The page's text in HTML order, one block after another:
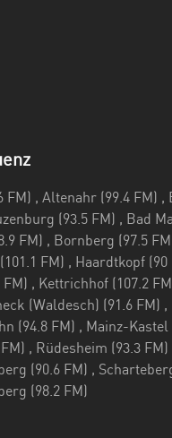
, Altenahr (99.4 FM) ,
(93.5 FM) , Bad
FM) , Bornberg (97.5
FM) , Haardtkopf
, Kettrichhof (107.2
(Waldesch) (91.6 FM) ,
(94.8 FM) , Mainz-Kastel
, Rüdesheim (93.3 FM)
(90.6 FM) ,
(98.2 FM)